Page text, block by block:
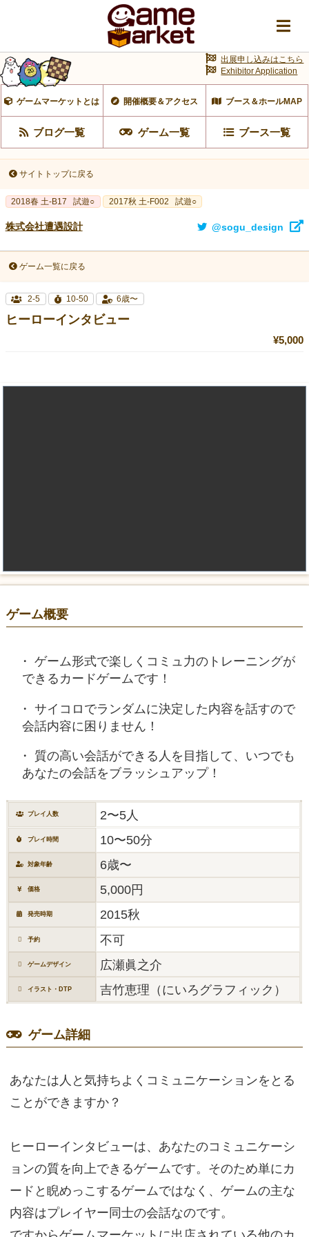
ゲームマーケットとは 開催概要＆アクセス ブース＆ホールMAP
ブログ一覧 ゲーム一覧 ブース一覧
出展申し込みはこちら
Exhibitor Application
サイトトップに戻る
2018春 土-B17 試遊○ 2017秋 土-F002 試遊○
株式会社遭遇設計 @sogu_design
ゲーム一覧に戻る
2-5 10-50 6歳〜
ヒーローインタビュー
¥5,000
ゲーム概要
ゲーム形式で楽しくコミュ力のトレーニングが
できるカードゲームです！
サイコロでランダムに決定した内容を話すので
会話内容に困りません！
質の高い会話ができる人を目指して、いつでも
あなたの会話をブラッシュアップ！
プレイ人数 2〜5人
プレイ時間 10〜50分
対象年齢 6歳〜
価格 5,000円
発売時期 2015秋
予約 不可
ゲームデザイン 広瀬眞之介
イラスト・DTP 吉竹恵理（にいろグラフィック）
ゲーム詳細
あなたは人と気持ちよくコミュニケーションをとる
ことができますか？
ヒーローインタビューは、あなたのコミュニケーシ
ョンの質を向上できるゲームです。そのため単にカ
ードと睨めっこするゲームではなく、ゲームの主な
内容はプレイヤー同士の会話なのです。